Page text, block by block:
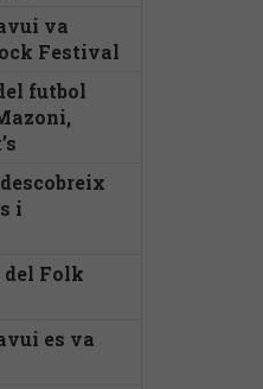
va
Festival
futbol
i
del Folk
es va